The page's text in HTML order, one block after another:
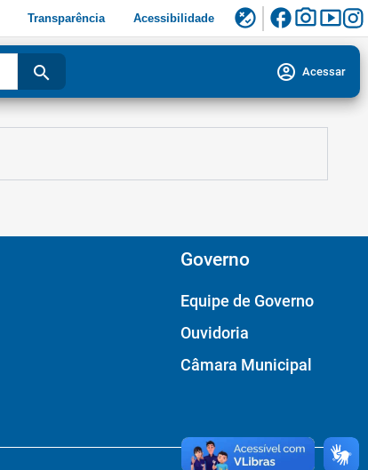
Transparência Acessibilidade flaky facebookphoto_camerasmart_display
search account_circle Acessar
Governo
Equipe de Governo
Ouvidoria
Câmara Municipal